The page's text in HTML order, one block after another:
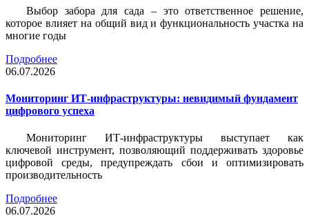
Выбор забора для сада – это ответственное решение,
которое влияет на общий вид и функциональность участка на
многие годы
Подробнее
06.07.2026
Мониторинг ИТ-инфраструктуры: невидимый фундамент
цифрового успеха
Мониторинг ИТ-инфраструктуры выступает как
ключевой инструмент, позволяющий поддерживать здоровье
цифровой среды, предупреждать сбои и оптимизировать
производительность
Подробнее
06.07.2026